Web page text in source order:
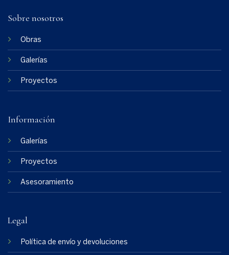
Sobre nosotros
Obras
Galerías
Proyectos
Información
Galerías
Proyectos
Asesoramiento
Legal
Política de envío y devoluciones